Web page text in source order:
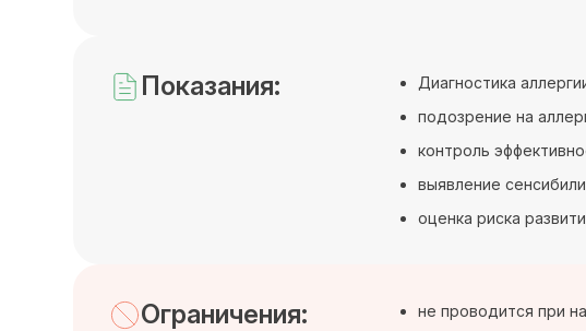
Показания:
Диагностика
подозрение на
контроль
выявление
оценка риска
Ограничения:
не проводится при